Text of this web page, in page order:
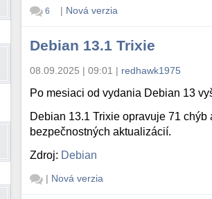
6 | Nová verzia
Debian 13.1 Trixie
08.09.2025 | 09:01 | redhawk1975
Po mesiaci od vydania Debian 13
Debian 13.1 Trixie opravuje 71 chýb
bezpečnostných aktualizácií.
Zdroj: Debian
| Nová verzia